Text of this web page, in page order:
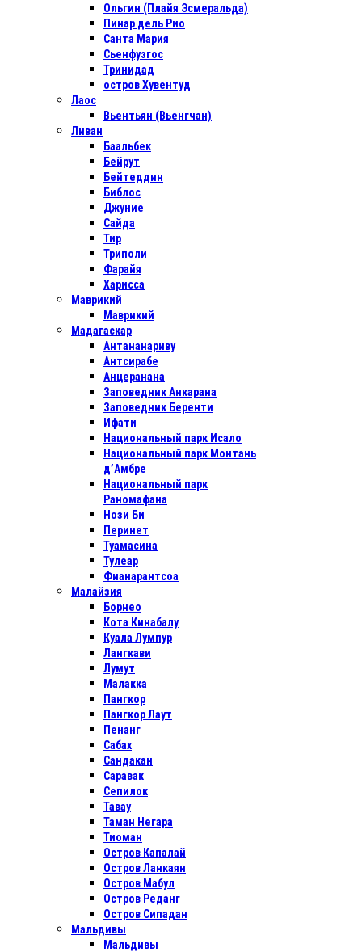
Ольгин (Плайя Эсмеральда)
Пинар дель Рио
Санта Мария
Сьенфуэгос
Тринидад
остров Хувентуд
Лаос
Вьентьян (Вьенгчан)
Ливан
Баальбек
Бейрут
Бейтеддин
Библос
Джуние
Сайда
Тир
Триполи
Фарайя
Харисса
Маврикий
Маврикий
Мадагаскар
Антананариву
Антсирабе
Анцеранана
Заповедник Анкарана
Заповедник Беренти
Ифати
Национальный парк Исало
Национальный парк Монтань
д’Амбре
Национальный парк
Раномафана
Нози Би
Перинет
Туамасина
Тулеар
Фианарантсоа
Малайзия
Борнео
Кота Кинабалу
Куала Лумпур
Лангкави
Лумут
Малакка
Пангкор
Пангкор Лаут
Пенанг
Сабах
Сандакан
Саравак
Сепилок
Тавау
Таман Негара
Тиоман
Остров Капалай
Остров Ланкаян
Остров Мабул
Остров Реданг
Остров Сипадан
Мальдивы
Мальдивы